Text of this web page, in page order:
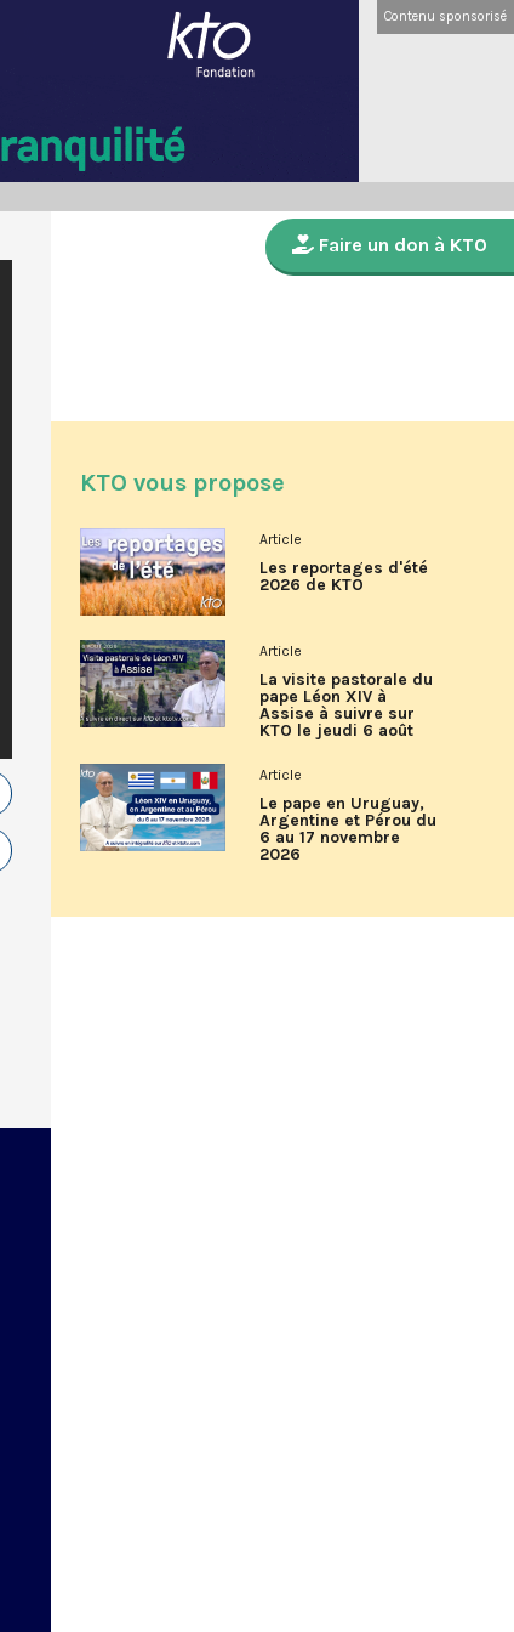
Contenu sponsorisé
Faire un don à KTO
KTO vous propose
Article
Les reportages d'été
2026 de KTO
Article
La visite pastorale du
pape Léon XIV à
Assise à suivre sur
KTO le jeudi 6 août
Article
Le pape en Uruguay,
Argentine et Pérou du
6 au 17 novembre
2026